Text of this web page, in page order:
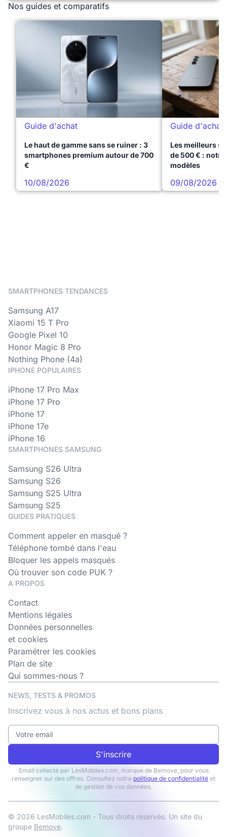
Nos guides et comparatifs
Guide d'achat
Le haut de gamme sans se ruiner : 3
smartphones premium autour de 700
€
10/08/2026
Guide d'achat
Les meilleurs
de 500 € :
modèles
09/08/2026
SMARTPHONES TENDANCES
Samsung A17
Xiaomi 15 T Pro
Google Pixel 10
Honor Magic 8 Pro
Nothing Phone (4a)
IPHONE POPULAIRES
iPhone 17 Pro Max
iPhone 17 Pro
iPhone 17
iPhone 17e
iPhone 16
SMARTPHONES SAMSUNG
Samsung S26 Ultra
Samsung S26
Samsung S25 Ultra
Samsung S25
GUIDES PRATIQUES
Comment appeler en masqué ?
Téléphone tombé dans l'eau
Bloquer les appels masqués
Où trouver son code PUK ?
A PROPOS
Contact
Mentions légales
Données personnelles
et cookies
Paramétrer les cookies
Plan de site
Qui sommes-nous ?
NEWS, TESTS & PROMOS
Inscrivez vous à nos actus et bons plans
S'inscrire
Email collecté par LesMobiles.com, marque de Bemove, pour vous
renseigner sur des offres. Consultez notre politique de confidentialité et
de gestion de vos données.
© 2026 LesMobiles.com - Tous droits réservés. Un site du
groupe Bemove.